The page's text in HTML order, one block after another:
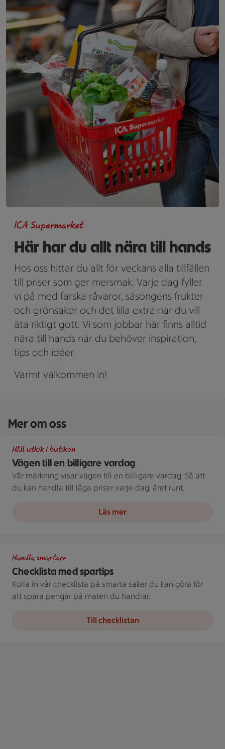
Här har du allt nära till hands
ICA Supermarket
Hos oss hittar du allt för veckans alla tillfällen
till priser som ger mersmak. Varje dag fyller
vi på med färska råvaror, säsongens frukter
och grönsaker och det lilla extra när du vill
äta riktigt gott. Vi som jobbar här finns alltid
nära till hands när du behöver inspiration,
tips och idéer.
Varmt välkommen in!
Mer om oss
Vägen till en billigare vardag
Håll utkik i butiken
Vår märkning visar vägen till en billigare vardag. Så att
du kan handla till låga priser varje dag, året runt.
Läs mer
Checklista med spartips
Handla smartare
Kolla in vår checklista på smarta saker du kan göra för
att spara pengar på maten du handlar.
Till checklistan